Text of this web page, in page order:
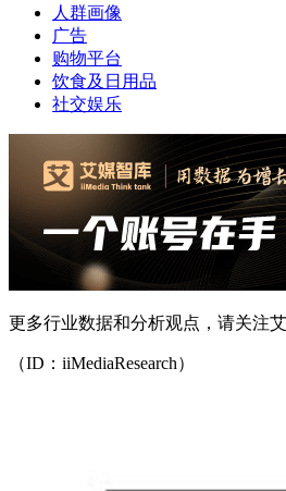
人群画像
广告
购物平台
饮食及日用品
社交娱乐
更多行业数据和分析观点，请关注
（ID：iiMediaResearch）